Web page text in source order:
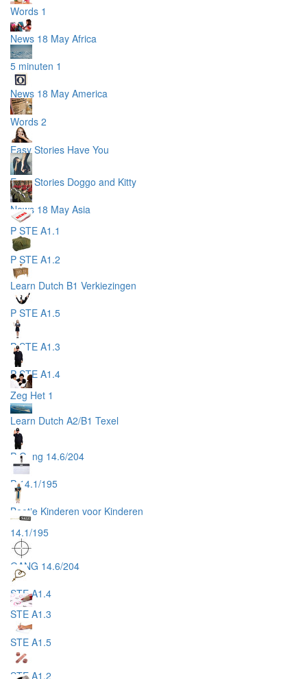
Words 1
News 18 May Africa
5 minuten 1
News 18 May America
Words 2
Easy Stories Have You
Easy Stories Doggo and Kitty
News 18 May Asia
P STE A1.1
P STE A1.2
Learn Dutch B1 Verkiezingen
P STE A1.5
P STE A1.3
P STE A1.4
Zeg Het 1
Learn Dutch A2/B1 Texel
P Gang 14.6/204
P 14.1/195
Beetje Kinderen voor Kinderen
14.1/195
GANG 14.6/204
STE A1.4
STE A1.3
STE A1.5
STE A1.2